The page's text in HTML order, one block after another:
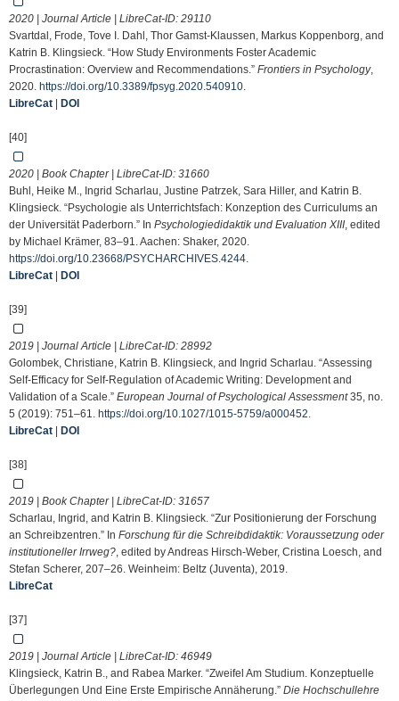
2020 | Journal Article | LibreCat-ID: 29110
Svartdal, Frode, Tove I. Dahl, Thor Gamst-Klaussen, Markus Koppenborg, and
Katrin B. Klingsieck. “How Study Environments Foster Academic
Procrastination: Overview and Recommendations.” Frontiers in Psychology,
2020. https://doi.org/10.3389/fpsyg.2020.540910.
LibreCat
DOI
[40]
2020 | Book Chapter | LibreCat-ID: 31660
Buhl, Heike M., Ingrid Scharlau, Justine Patrzek, Sara Hiller, and Katrin B.
Klingsieck. “Psychologie als Unterrichtsfach: Konzeption des Curriculums an
der Universität Paderborn.” In Psychologiedidaktik und Evaluation XIII, edited
by Michael Krämer, 83–91. Aachen: Shaker, 2020.
https://doi.org/10.23668/PSYCHARCHIVES.4244.
LibreCat
DOI
[39]
2019 | Journal Article | LibreCat-ID: 28992
Golombek, Christiane, Katrin B. Klingsieck, and Ingrid Scharlau. “Assessing
Self-Efficacy for Self-Regulation of Academic Writing: Development and
Validation of a Scale.” European Journal of Psychological Assessment35, no.
5 (2019): 751–61. https://doi.org/10.1027/1015-5759/a000452.
LibreCat
DOI
[38]
2019 | Book Chapter | LibreCat-ID: 31657
Scharlau, Ingrid, and Katrin B. Klingsieck. “Zur Positionierung der Forschung
an Schreibzentren.” In Forschung für die Schreibdidaktik: Voraussetzung oder
institutioneller Irrweg?, edited by Andreas Hirsch-Weber, Cristina Loesch, and
Stefan Scherer, 207–26. Weinheim: Beltz (Juventa), 2019.
LibreCat
[37]
2019 | Journal Article | LibreCat-ID: 46949
Klingsieck, Katrin B., and Rabea Marker. “Zweifel Am Studium. Konzeptuelle
Überlegungen Und Eine Erste Empirische Annäherung.” Die Hochschullehre